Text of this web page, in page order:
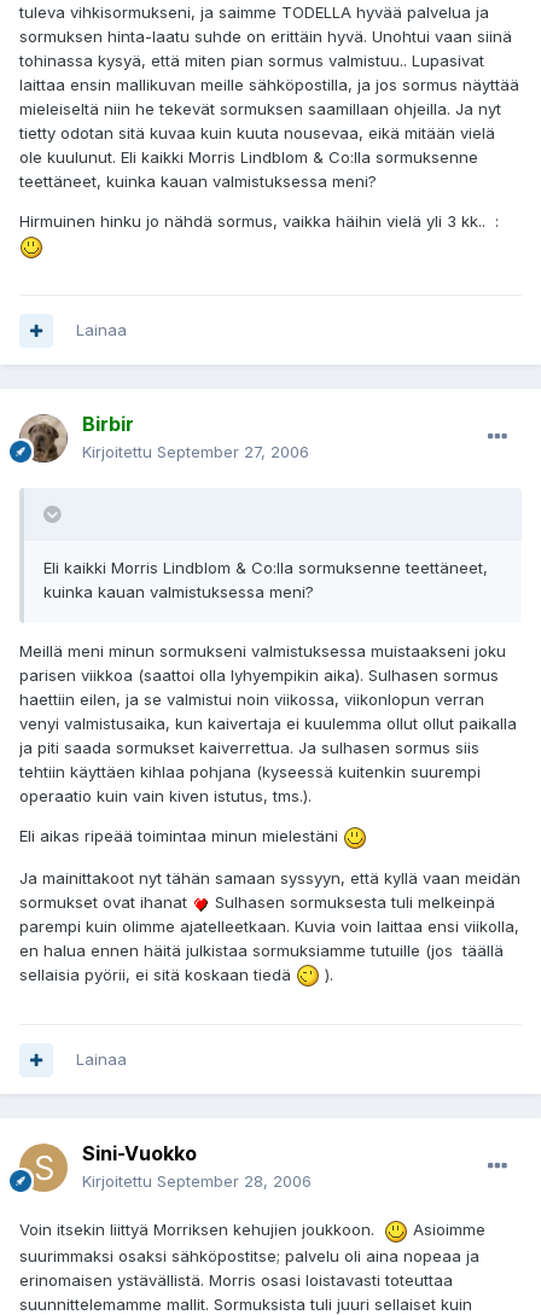
tuleva vihkisormukseni, ja saimme TODELLA hyvää palvelua ja
sormuksen hinta-laatu suhde on erittäin hyvä. Unohtui vaan siinä
tohinassa kysyä, että miten pian sormus valmistuu.. Lupasivat
laittaa ensin mallikuvan meille sähköpostilla, ja jos sormus näyttää
mieleiseltä niin he tekevät sormuksen saamillaan ohjeilla. Ja nyt
tietty odotan sitä kuvaa kuin kuuta nousevaa, eikä mitään vielä
ole kuulunut. Eli kaikki Morris Lindblom & Co:lla sormuksenne
teettäneet, kuinka kauan valmistuksessa meni?
Hirmuinen hinku jo nähdä sormus, vaikka häihin vielä yli 3 kk.. :
Lainaa
Birbir
Kirjoitettu September 27, 2006
Eli kaikki Morris Lindblom & Co:lla sormuksenne teettäneet,
kuinka kauan valmistuksessa meni?
Meillä meni minun sormukseni valmistuksessa muistaakseni joku
parisen viikkoa (saattoi olla lyhyempikin aika). Sulhasen sormus
haettiin eilen, ja se valmistui noin viikossa, viikonlopun verran
venyi valmistusaika, kun kaivertaja ei kuulemma ollut ollut paikalla
ja piti saada sormukset kaiverrettua. Ja sulhasen sormus siis
tehtiin käyttäen kihlaa pohjana (kyseessä kuitenkin suurempi
operaatio kuin vain kiven istutus, tms.).
Eli aikas ripeää toimintaa minun mielestäni
Ja mainittakoot nyt tähän samaan syssyyn, että kyllä vaan meidän
sormukset ovat ihanat
Sulhasen sormuksesta tuli melkeinpä
parempi kuin olimme ajatelleetkaan. Kuvia voin laittaa ensi viikolla,
en halua ennen häitä julkistaa sormuksiamme tutuille (jos täällä
sellaisia pyörii, ei sitä koskaan tiedä
).
Lainaa
Sini-Vuokko
Kirjoitettu September 28, 2006
Voin itsekin liittyä Morriksen kehujien joukkoon.
Asioimme
suurimmaksi osaksi sähköpostitse; palvelu oli aina nopeaa ja
erinomaisen ystävällistä. Morris osasi loistavasti toteuttaa
suunnittelemamme mallit. Sormuksista tuli juuri sellaiset kuin